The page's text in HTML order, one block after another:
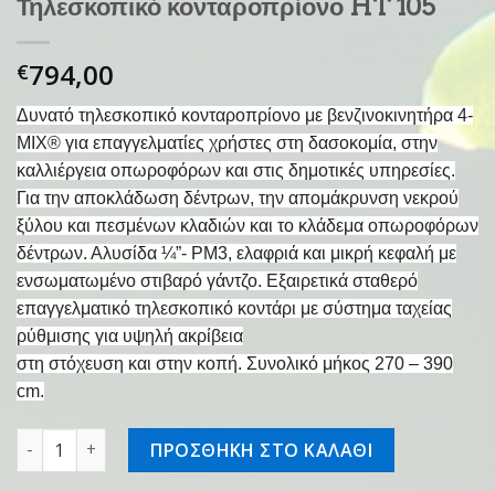
Τηλεσκοπικό κονταροπρίονο HT 105
€794,00
Δυνατό τηλεσκοπικό κονταροπρίονο με βενζινοκινητήρα 4-
MIX® για επαγγελματίες χρήστες στη δασοκομία, στην
καλλιέργεια οπωροφόρων και στις δημοτικές υπηρεσίες.
Για την αποκλάδωση δέντρων, την απομάκρυνση νεκρού
ξύλου και πεσμένων κλαδιών και το κλάδεμα οπωροφόρων
δέντρων. Αλυσίδα ¼”- PM3, ελαφριά και μικρή κεφαλή με
ενσωματωμένο στιβαρό γάντζο. Εξαιρετικά σταθερό
επαγγελματικό τηλεσκοπικό κοντάρι με σύστημα ταχείας
ρύθμισης για υψηλή ακρίβεια
στη στόχευση και στην κοπή. Συνολικό μήκος 270 – 390
cm.
Τηλεσκοπικό κονταροπρίονο HT 105 ποσότητα
ΠΡΟΣΘΗΚΗ ΣΤΟ ΚΑΛΑΘΙ